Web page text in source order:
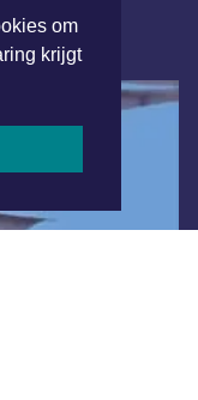
om
krijgt